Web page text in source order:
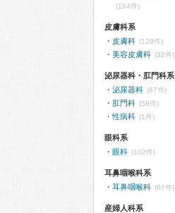
(164件)
皮膚科系
皮膚科 (129件)
美容皮膚科 (32件)
泌尿器科・肛門科系
泌尿器科 (67件)
肛門科 (58件)
性病科 (1件)
眼科系
眼科 (102件)
耳鼻咽喉科系
耳鼻咽喉科 (67件)
産婦人科系